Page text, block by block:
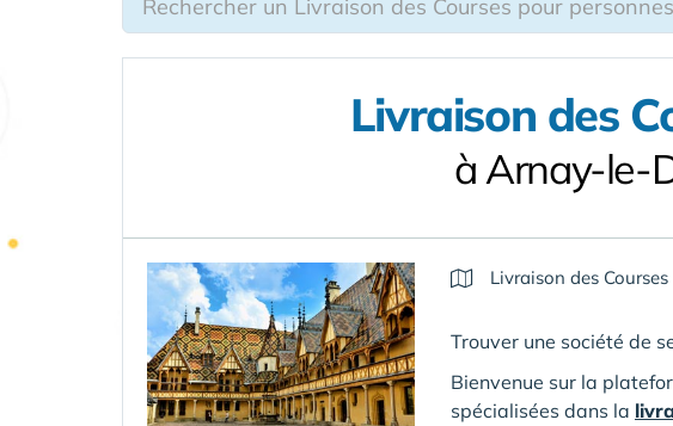
Livraison des
à Arnay-le-
Livraison des Courses
Trouver une société de
Bienvenue sur la
spécialisées dans la